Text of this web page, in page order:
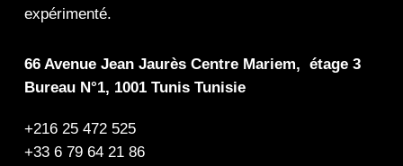
expérimenté.
66 Avenue Jean Jaurès Centre Mariem, étage 3
Bureau N°1, 1001 Tunis Tunisie
+216 25 472 525
+33 6 79 64 21 86